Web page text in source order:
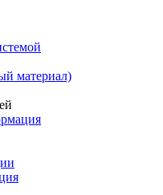
материал)